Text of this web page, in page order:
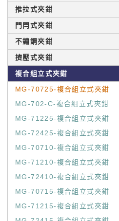
推拉式夾鉗
門閂式夾鉗
不鏽鋼夾鉗
擠壓式夾鉗
複合組立式夾鉗
MG-70725-複合組立式夾鉗
MG-702-C-複合組立式夾鉗
MG-71225-複合組立式夾鉗
MG-72425-複合組立式夾鉗
MG-70710-複合組立式夾鉗
MG-71210-複合組立式夾鉗
MG-72410-複合組立式夾鉗
MG-70715-複合組立式夾鉗
MG-71215-複合組立式夾鉗